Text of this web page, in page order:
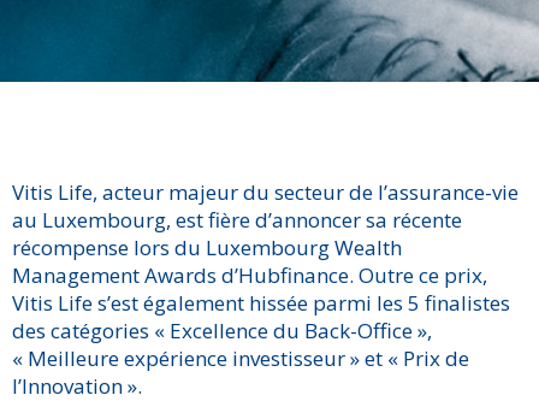
Vitis Life, acteur majeur du secteur de l’assurance-vie
au Luxembourg, est fière d’annoncer sa récente
récompense lors du Luxembourg Wealth
Management Awards d’Hubfinance. Outre ce prix,
Vitis Life s’est également hissée parmi les 5 finalistes
des catégories « Excellence du Back-Office »,
« Meilleure expérience investisseur » et « Prix de
l’Innovation ».